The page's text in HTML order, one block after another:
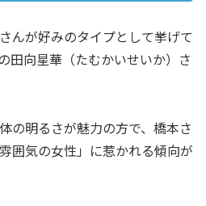
んが好みのタイプとして挙げて
田向星華（たむかいせいか）さ
の明るさが魅力の方で、橋本さ
囲気の女性」に惹かれる傾向が